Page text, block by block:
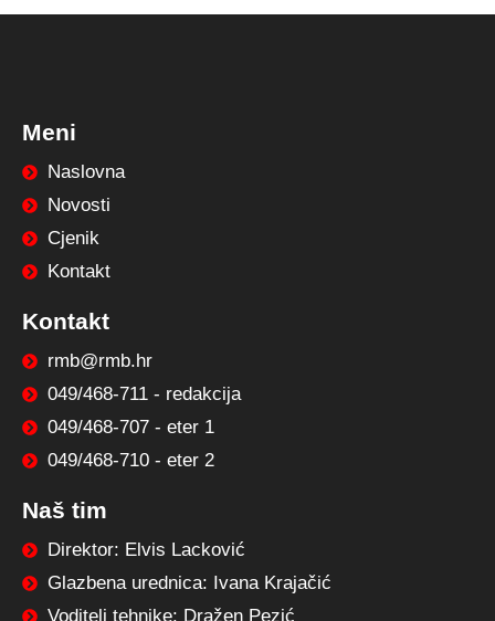
Meni
Naslovna
Novosti
Cjenik
Kontakt
Kontakt
rmb@rmb.hr
049/468-711 - redakcija
049/468-707 - eter 1
049/468-710 - eter 2
Naš tim
Direktor: Elvis Lacković
Glazbena urednica: Ivana Krajačić
Voditelj tehnike: Dražen Pezić